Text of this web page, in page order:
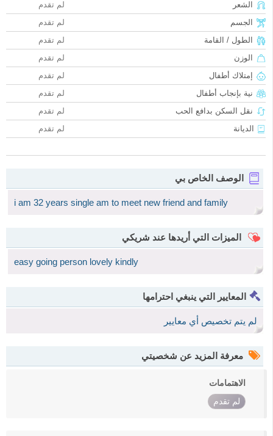
الشعر
لم تقدم
الجسم
لم تقدم
الطول / القامة
لم تقدم
الوزن
لم تقدم
إمتلاك أطفال
لم تقدم
نية بإنجاب أطفال
لم تقدم
نقل السكن بدافع الحب
لم تقدم
الديانة
لم تقدم
الوصف الخاص بي
i am 32 years single am to meet new friend and family
الميزات التي أريدها عند شريكي
easy going person lovely kindly
المعايير التي ينبغي احترامها
لم يتم تخصيص أي معايير
معرفة المزيد عن شخصيتي
الاهتمامات
لم تقدم